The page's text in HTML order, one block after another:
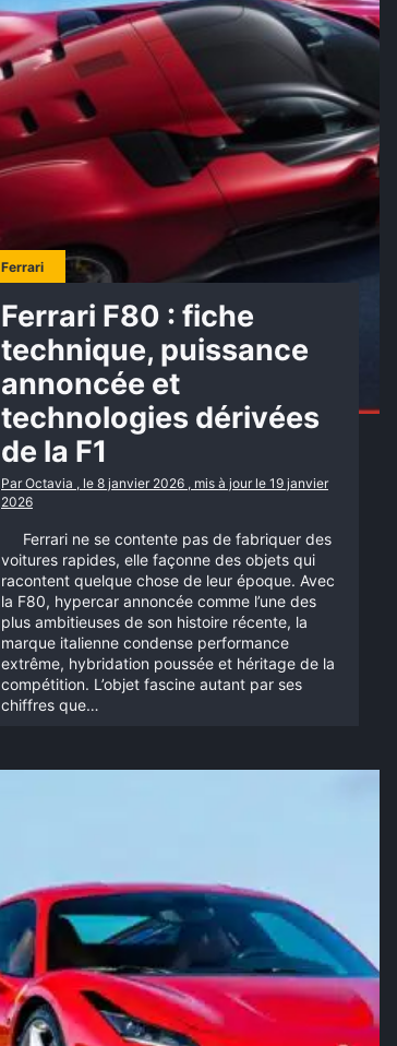
Ferrari
Ferrari F80 : fiche
technique, puissance
annoncée et
technologies dérivées
de la F1
Par Octavia , le 8 janvier 2026 , mis à jour le 19 janvier
2026
Ferrari ne se contente pas de fabriquer des
voitures rapides, elle façonne des objets qui
racontent quelque chose de leur époque. Avec
la F80, hypercar annoncée comme l’une des
plus ambitieuses de son histoire récente, la
marque italienne condense performance
extrême, hybridation poussée et héritage de la
compétition. L’objet fascine autant par ses
chiffres que…